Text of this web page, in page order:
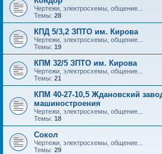
Чертежи, электросхемы, общение...
Темы: 28
КПД 5/3,2 ЗПТО им. Кирова
Чертежи, электросхемы, общение...
Темы: 19
КПМ 32/5 ЗПТО им. Кирова
Чертежи, электросхемы, общение...
Темы: 21
КПМ 40-27-10,5 Ждановский
машиностроения
Чертежи, электросхемы, общение...
Темы: 18
Сокол
Чертежи, электросхемы, общение...
Темы: 29